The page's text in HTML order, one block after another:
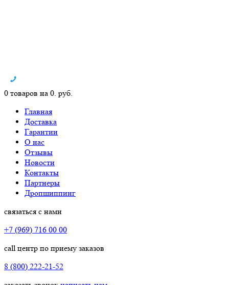
0 товаров на 0. руб.
Главная
Доставка
Гарантии
О нас
Отзывы
Новости
Контакты
Партнеры
Дропшиппинг
связаться с нами
+7 (969) 716 00 00
call центр по приему заказов
8 (800) 222-21-52